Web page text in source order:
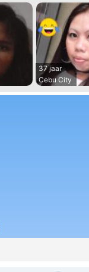
37 jaar
Cebu City